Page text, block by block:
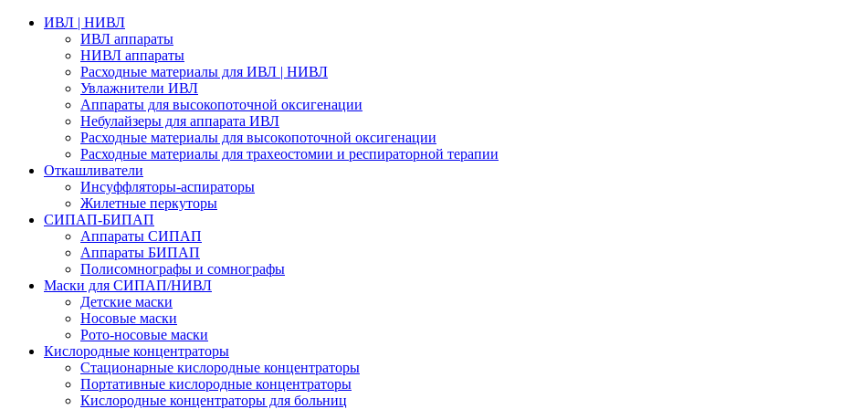
ИВЛ | НИВЛ
ИВЛ аппараты
НИВЛ аппараты
Расходные материалы для ИВЛ | НИВЛ
Увлажнители ИВЛ
Аппараты для высокопоточной оксигенации
Небулайзеры для аппарата ИВЛ
Расходные материалы для высокопоточной оксигенации
Расходные материалы для трахеостомии и респираторной терапии
Откашливатели
Инсуффляторы-аспираторы
Жилетные перкуторы
CИПАП-БИПАП
Аппараты СИПАП
Аппараты БИПАП
Полисомнографы и сомнографы
Маски для СИПАП/НИВЛ
Детские маски
Носовые маски
Рото-носовые маски
Кислородные концентраторы
Стационарные кислородные концентраторы
Портативные кислородные концентраторы
Кислородные концентраторы для больниц